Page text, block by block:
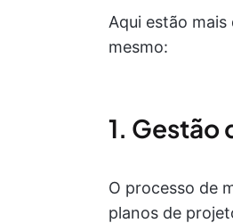
Aqui estão
mesmo:
1. Gestão
O processo de
planos de